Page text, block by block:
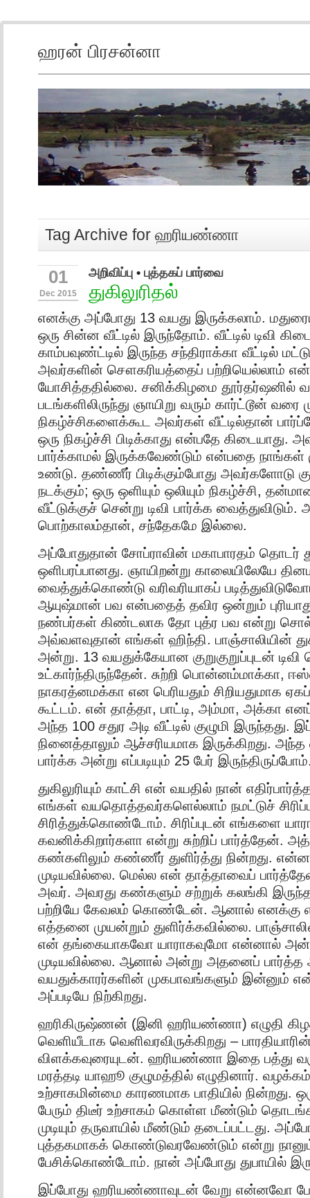
ஹரன் பிரசன்னா
Tag Archive for ஹரியண்ணா
01
Dec 2015
அறிவிப்பு • புத்தகப் பார்வை
துகிலுரிதல்
எனக்கு அப்போது 13 வயது இருக்கலாம்.
ஒரு சின்ன வீட்டில் இருந்தோம். வீட்டில் டிவி
காம்பவுண்ட்டில் இருந்த சந்திராக்கா வீட்டில்
அவர்களின் சௌகரியத்தைப் பற்றியெல்லாம்
யோசித்ததில்லை. சனிக்கிழமை தூர்தர்ஷனில்
படங்களிலிருந்து ஞாயிறு வரும் கார்ட்டூன் வரை
நிகழ்ச்சிகளைக்கூட அவர்கள் வீட்டில்தான்
ஒரு நிகழ்ச்சி பிடிக்காது என்பதே
பார்க்காமல் இருக்கவேண்டும் என்பதை நாங்கள்
உண்டு. தண்ணீர் பிடிக்கும்போது அவர்களோடு
நடக்கும்; ஒரு ஒளியும் ஒலியும் நிகழ்ச்சி,
வீட்டுக்குச் சென்று டிவி பார்க்க
பொற்காலம்தான், சந்தேகமே இல்லை.
அப்போதுதான் சோப்ராவின் மகாபாரதம் தொடர்
ஒளிபரப்பானது. ஞாயிறன்று காலையிலேயே
வைத்துக்கொண்டு வரிவரியாகப்
ஆயுஷ்மான் பவ என்பதைத் தவிர ஒன்றும்
நண்பர்கள் கிண்டலாக தோ புத்ர பவ என்று
அவ்வளவுதான் எங்கள் ஹிந்தி. பாஞ்சாலியின்
அன்று. 13 வயதுக்கேயான குறுகுறுப்புடன் டிவி
உட்கார்ந்திருந்தேன். சுற்றி பொன்னம்மாக்கா,
நாகரத்னமக்கா என பெரியதும் சிறியதுமாக
கூட்டம். என் தாத்தா, பாட்டி, அம்மா, அக்கா எனப்
அந்த 100 சதுர அடி வீட்டில் குழுமி இருந்தது.
நினைத்தாலும் ஆச்சரியமாக இருக்கிறது.
பார்க்க அன்று எப்படியும் 25 பேர்
துகிலுரியும் காட்சி என் வயதில் நான்
எங்கள் வயதொத்தவர்களெல்லாம் நமட்டுச்
சிரித்துக்கொண்டோம். சிரிப்புடன் எங்களை
கவனிக்கிறார்களா என்று சுற்றிப்
கண்களிலும் கண்ணீர் துளிர்த்து நின்றது.
முடியவில்லை. மெல்ல என் தாத்தாவைப்
அவர். அவரது கண்களும் சற்றுக் கலங்கி
பற்றியே கேவலம் கொண்டேன். ஆனால் எனக்கு
எத்தனை முயன்றும் துளிர்க்கவில்லை.
என் தங்கையாகவோ யாராகவுமோ என்னால்
முடியவில்லை. ஆனால் அன்று அதனைப் பார்த்த
வயதுக்காரர்களின் முகபாவங்களும் இன்னும்
அப்படியே நிற்கிறது.
ஹரிகிருஷ்ணன் (இனி ஹரியண்ணா) எழுதி
வெளியீடாக வெளிவரவிருக்கிறது –
விளக்கவுரையுடன். ஹரியண்ணா இதை பத்து
மரத்தடி யாஹூ குழுமத்தில் எழுதினார்.
உற்சாகமின்மை காரணமாக பாதியில் நின்றது.
பேரும் திடீர் உற்சாகம் கொள்ள மீண்டும்
முடியும் தருவாயில் மீண்டும் தடைப்பட்டது.
புத்தகமாகக் கொண்டுவரவேண்டும் என்று
பேசிக்கொண்டோம். நான் அப்போது துபாயில்
இப்போது ஹரியண்ணாவுடன் வேறு என்னவோ